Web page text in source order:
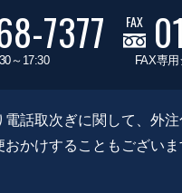
7377
～17:30
FAX
FAX専
話取次ぎに関して、外注
おかけすることもござい